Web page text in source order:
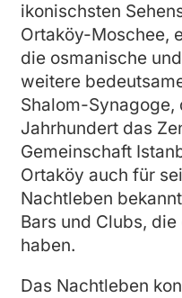
ikonischsten
Ortaköy-Moschee,
die osmanische
weitere
Shalom-Synagoge,
Jahrhundert das
Gemeinschaft
Ortaköy auch für
Nachtleben
Bars und Clubs,
haben.
Das Nachtleben